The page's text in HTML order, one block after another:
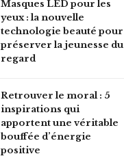
Masques LED pour les
yeux : la nouvelle
technologie beauté pour
préserver la jeunesse du
regard
Retrouver le moral : 5
inspirations qui
apportent une véritable
bouffée d’énergie
positive